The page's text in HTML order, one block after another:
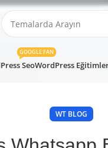
Seo
GOOGLE FAN
WordPress
WT BLOG